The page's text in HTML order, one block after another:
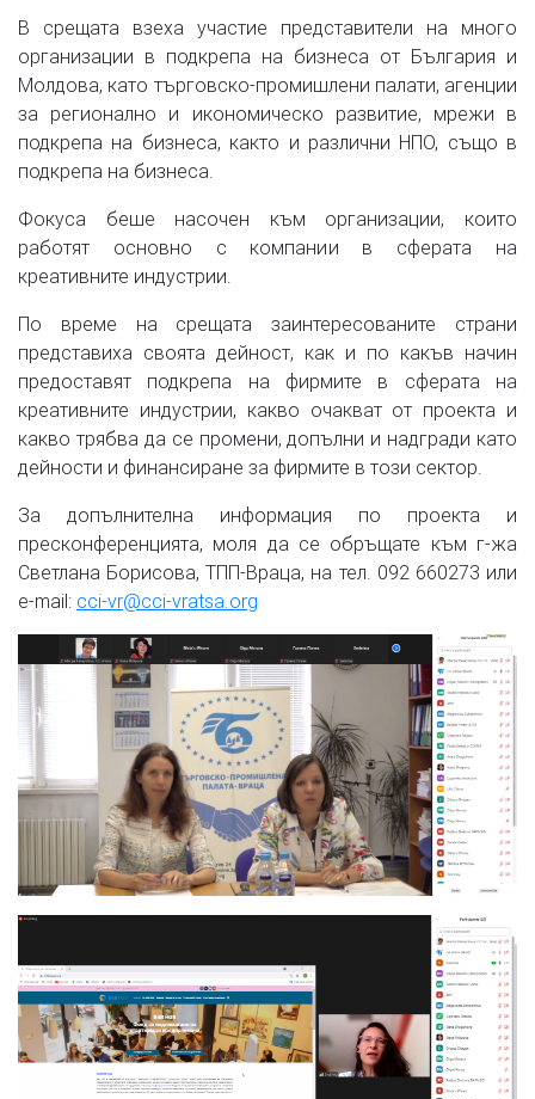
В срещата взеха участие представители на много
организации в подкрепа на бизнеса от България и
Молдова, като търговско-промишлени палати, агенции
за регионално и икономическо развитие, мрежи в
подкрепа на бизнеса, както и различни НПО, също в
подкрепа на бизнеса.
Фокуса беше насочен към организации, които
работят основно с компании в сферата на
креативните индустрии.
По време на срещата заинтересованите страни
представиха своята дейност, как и по какъв начин
предоставят подкрепа на фирмите в сферата на
креативните индустрии, какво очакват от проекта и
какво трябва да се промени, допълни и надгради като
дейности и финансиране за фирмите в този сектор.
За допълнителна информация по проекта и
пресконференцията, моля да се обръщате към г-жа
Светлана Борисова, ТПП-Враца, на тел. 092 660273 или
e-mail: cci-vr@cci-vratsa.org